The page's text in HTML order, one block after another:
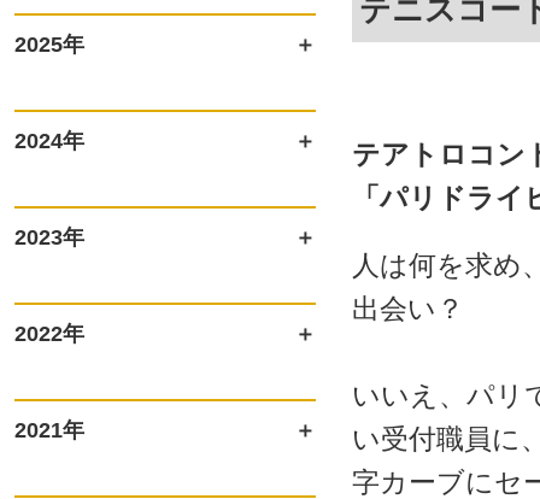
2025年
2024年
2023年
2022年
2021年
テニスコー
テアトロコ
「パリドラ
人は何を求め
出会い？
いいえ、パリ
い受付職員に
字カーブにセ